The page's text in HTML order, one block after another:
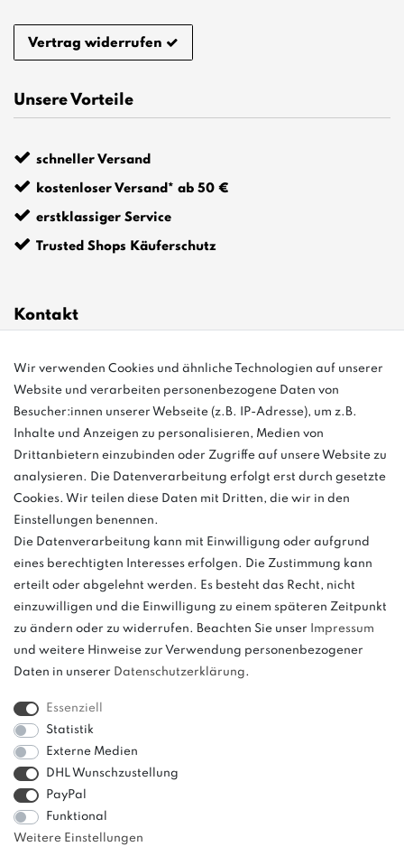
Vertrag widerrufen
Unsere Vorteile
schneller Versand
kostenloser Versand* ab 50 €
erstklassiger Service
Trusted Shops Käuferschutz
Kontakt
info@bonvenon.de
03763 4048350
Montag - Freitag, 08:00 - 16:00
Anrufe aus dem dt. Festnetz zum Ortstarif, Preise aus dem Mobilfunknetz
ggf. abweichend (abhängig vom Provider).
und
weitere.
Wir verwenden Cookies und ähnliche Technologien auf unserer
Website und verarbeiten personenbezogene Daten von
Besucher:innen unserer Webseite (z.B. IP-Adresse), um z.B.
Inhalte und Anzeigen zu personalisieren, Medien von
Drittanbietern einzubinden oder Zugriffe auf unsere Website zu
analysieren. Die Datenverarbeitung erfolgt erst durch gesetzte
Cookies. Wir teilen diese Daten mit Dritten, die wir in den
Einstellungen benennen.
Die Datenverarbeitung kann mit Einwilligung oder aufgrund
eines berechtigten Interesses erfolgen. Die Zustimmung kann
erteilt oder abgelehnt werden. Es besteht das Recht, nicht
einzuwilligen und die Einwilligung zu einem späteren Zeitpunkt
zu ändern oder zu widerrufen. Beachten Sie unser
Impressum
und weitere Hinweise zur Verwendung personenbezogener
Daten in unserer Daten­schutz­erklärung.
Essenziell
Statistik
Externe Medien
DHL Wunschzustellung
PayPal
Funktional
Weitere Einstellungen
Sinne einer Preisermäßigung, sondern lediglich
einen Preisvergleich zur unverbindlichen
Preisempfehlung seitens des Herstellers dar.